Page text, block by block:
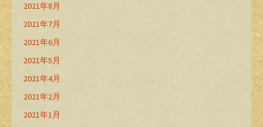
2021年8月
2021年7月
2021年6月
2021年5月
2021年4月
2021年2月
2021年1月